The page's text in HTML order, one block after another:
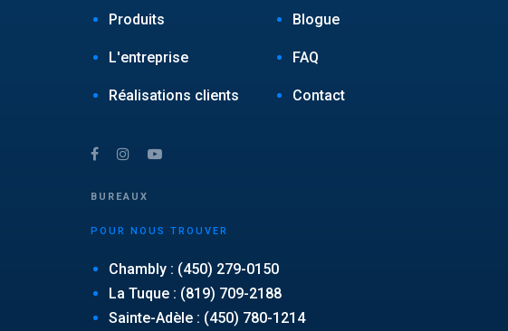
Produits
L'entreprise
Réalisations clients
Blogue
FAQ
Contact
BUREAUX
POUR NOUS TROUVER
Chambly : (450) 279-0150
La Tuque : (819) 709-2188
Sainte-Adèle : (450) 780-1214